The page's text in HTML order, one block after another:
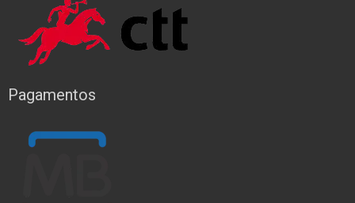
Pagamentos